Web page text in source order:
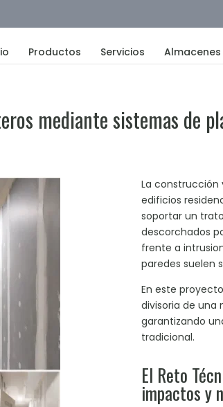
Productos Servicios Almacenes
mediante sistemas de
La construcción
edificios
soportar un
descorchados
frente a
paredes suelen
En este
divisoria de una
garantizando
tradicional.
El Reto
impactos y